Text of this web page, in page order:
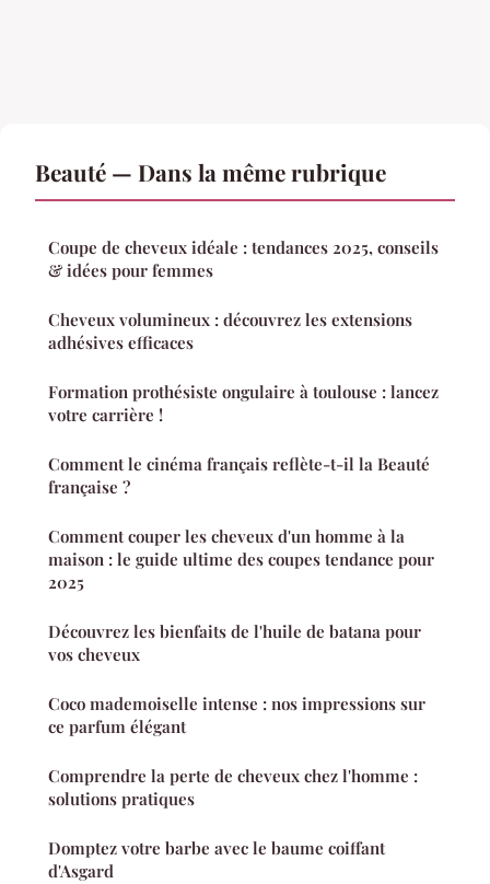
Beauté — Dans la même rubrique
Coupe de cheveux idéale : tendances 2025, conseils
& idées pour femmes
Cheveux volumineux : découvrez les extensions
adhésives efficaces
Formation prothésiste ongulaire à toulouse : lancez
votre carrière !
Comment le cinéma français reflète-t-il la Beauté
française ?
Comment couper les cheveux d'un homme à la
maison : le guide ultime des coupes tendance pour
2025
Découvrez les bienfaits de l'huile de batana pour
vos cheveux
Coco mademoiselle intense : nos impressions sur
ce parfum élégant
Comprendre la perte de cheveux chez l'homme :
solutions pratiques
Domptez votre barbe avec le baume coiffant
d'Asgard